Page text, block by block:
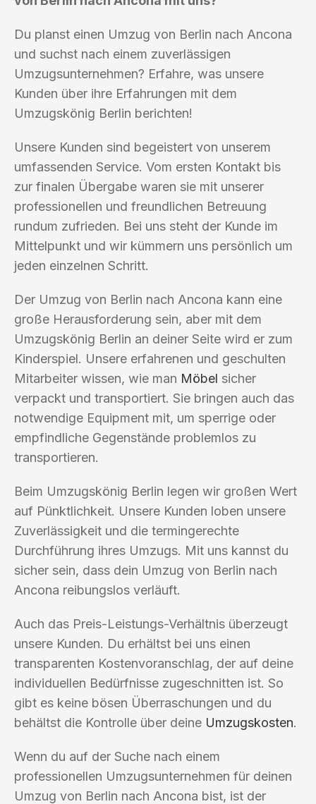
Du planst einen Umzug von Berlin nach Ancona
und suchst nach einem zuverlässigen
Umzugsunternehmen? Erfahre, was unsere
Kunden über ihre Erfahrungen mit dem
Umzugskönig Berlin berichten!
Unsere Kunden sind begeistert von unserem
umfassenden Service. Vom ersten Kontakt bis
zur finalen Übergabe waren sie mit unserer
professionellen und freundlichen Betreuung
rundum zufrieden. Bei uns steht der Kunde im
Mittelpunkt und wir kümmern uns persönlich um
jeden einzelnen Schritt.
Der Umzug von Berlin nach Ancona kann eine
große Herausforderung sein, aber mit dem
Umzugskönig Berlin an deiner Seite wird er zum
Kinderspiel. Unsere erfahrenen und geschulten
Mitarbeiter wissen, wie man Möbel sicher
verpackt und transportiert. Sie bringen auch das
notwendige Equipment mit, um sperrige oder
empfindliche Gegenstände problemlos zu
transportieren.
Beim Umzugskönig Berlin legen wir großen Wert
auf Pünktlichkeit. Unsere Kunden loben unsere
Zuverlässigkeit und die termingerechte
Durchführung ihres Umzugs. Mit uns kannst du
sicher sein, dass dein Umzug von Berlin nach
Ancona reibungslos verläuft.
Auch das Preis-Leistungs-Verhältnis überzeugt
unsere Kunden. Du erhältst bei uns einen
transparenten Kostenvoranschlag, der auf deine
individuellen Bedürfnisse zugeschnitten ist. So
gibt es keine bösen Überraschungen und du
behältst die Kontrolle über deine Umzugskosten.
Wenn du auf der Suche nach einem
professionellen Umzugsunternehmen für deinen
Umzug von Berlin nach Ancona bist, ist der